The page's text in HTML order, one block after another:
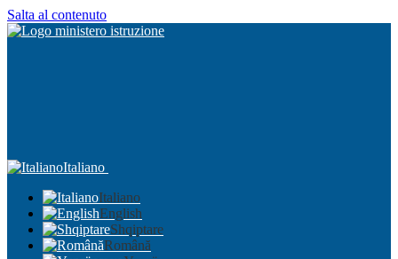
Salta al contenuto
Italiano
Italiano
English
Shqiptare
Română